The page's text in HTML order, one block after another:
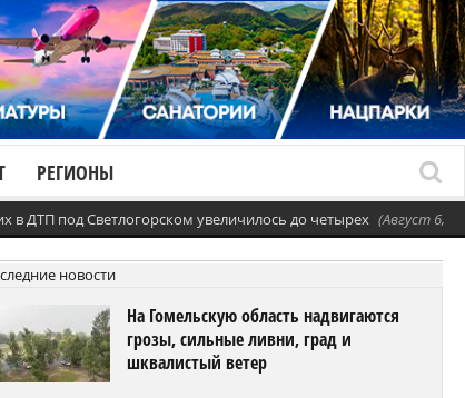
РЕГИОНЫ
в ДТП под Светлогорском увеличилось до четырех (Август 6,
новости
На Гомельскую область надвигаются
грозы, сильные ливни, град и
шквалистый ветер